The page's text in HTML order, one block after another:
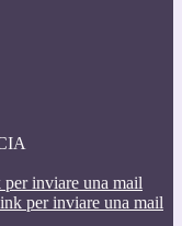
inviare una mail
per inviare una mail